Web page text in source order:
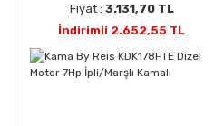
Fiyat : 3.131,70 TL
İndirimli 2.652,55 TL